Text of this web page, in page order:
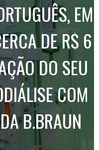
EM
DE R$ 6
DO SEU
COM
B.BRAUN